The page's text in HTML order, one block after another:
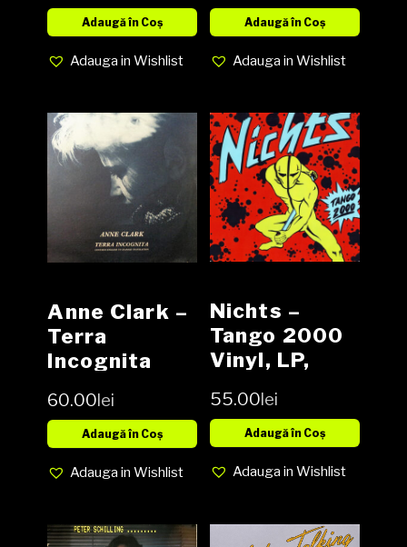
NM cover NM
Adaugă în Coș
Adauga in Wishlist
media NM
Adaugă în Coș
Adauga in Wishlist
Anne Clark –
Terra
Incognita
Compilation
media NM
60.00lei
Adaugă în Coș
Adauga in Wishlist
Nichts –
Tango 2000
Vinyl, LP,
NM cover
VG+
55.00lei
Adaugă în Coș
Adauga in Wishlist